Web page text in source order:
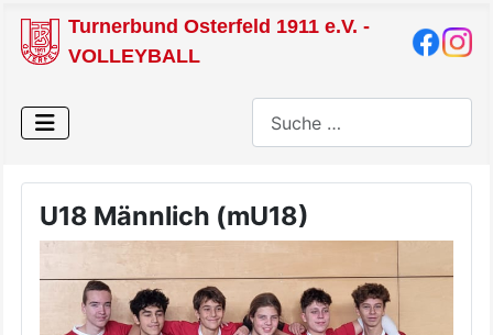
Turnerbund Osterfeld 1911 e.V. -
VOLLEYBALL
U18 Männlich (mU18)